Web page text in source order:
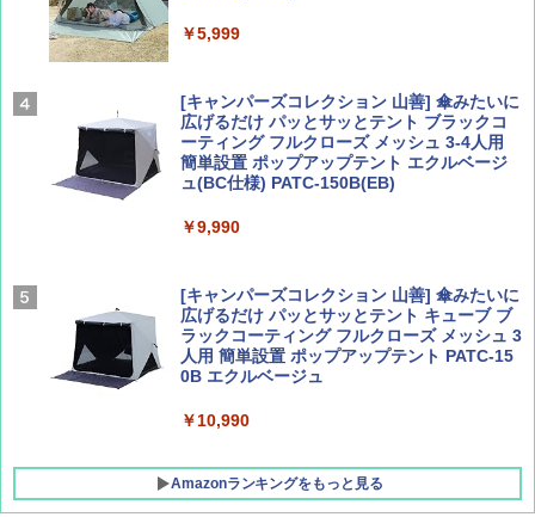
AIRLINE（エアライン）2026年9月号【特
集】ボーイング110周年を祝して！
￥1,760
ァキア 2026～2027 地球の歩き方A ヨーロッ
￥2,277
新しい日本地理 地図・統計・移動から読み
解く (講談社現代新書)
￥1,540
￥5,999
[キャンパーズコレクション 山善] 傘みたいに
広げるだけ パッとサッとテント ブラックコ
ーティング フルクローズ メッシュ 3-4人用
簡単設置 ポップアップテント エクルベージ
ュ(BC仕様) PATC-150B(EB)
￥9,990
[キャンパーズコレクション 山善] 傘みたいに
広げるだけ パッとサッとテント キューブ ブ
ラックコーティング フルクローズ メッシュ 3
人用 簡単設置 ポップアップテント PATC-15
0B エクルベージュ
￥10,990
Amazonランキングをもっと見る